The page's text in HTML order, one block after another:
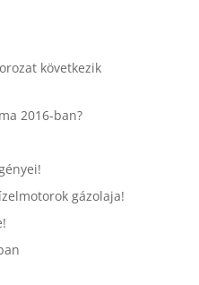
következik
2016-ban?
gázolaja!